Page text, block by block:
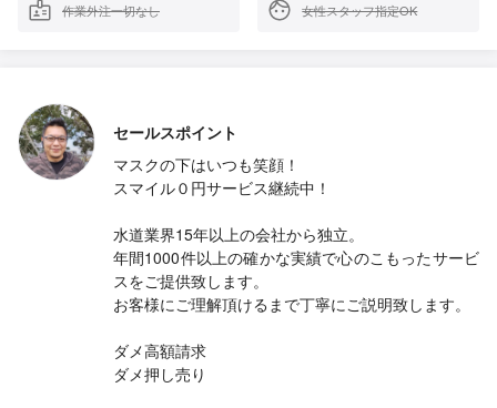
作業外注一切なし 女性スタッフ指定OK
セールスポイント
マスクの下はいつも笑顔！
スマイル０円サービス継続中！
水道業界15年以上の会社から独立。
年間1000件以上の確かな実績で心のこもったサービ
スをご提供致します。
お客様にご理解頂けるまで丁寧にご説明致します。
ダメ高額請求
ダメ押し売り